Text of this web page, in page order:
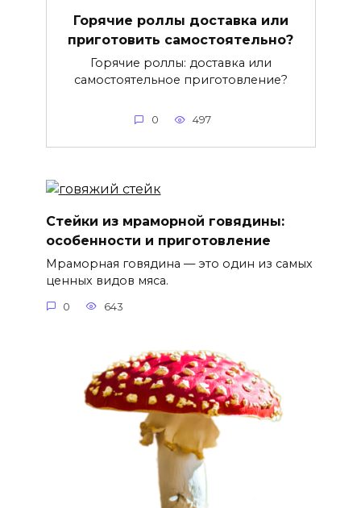
Горячие роллы доставка или
приготовить самостоятельно?
Горячие роллы: доставка или
самостоятельное приготовление?
0 497
Стейки из мраморной говядины:
особенности и приготовление
Мраморная говядина — это один из самых
ценных видов мяса.
0 643